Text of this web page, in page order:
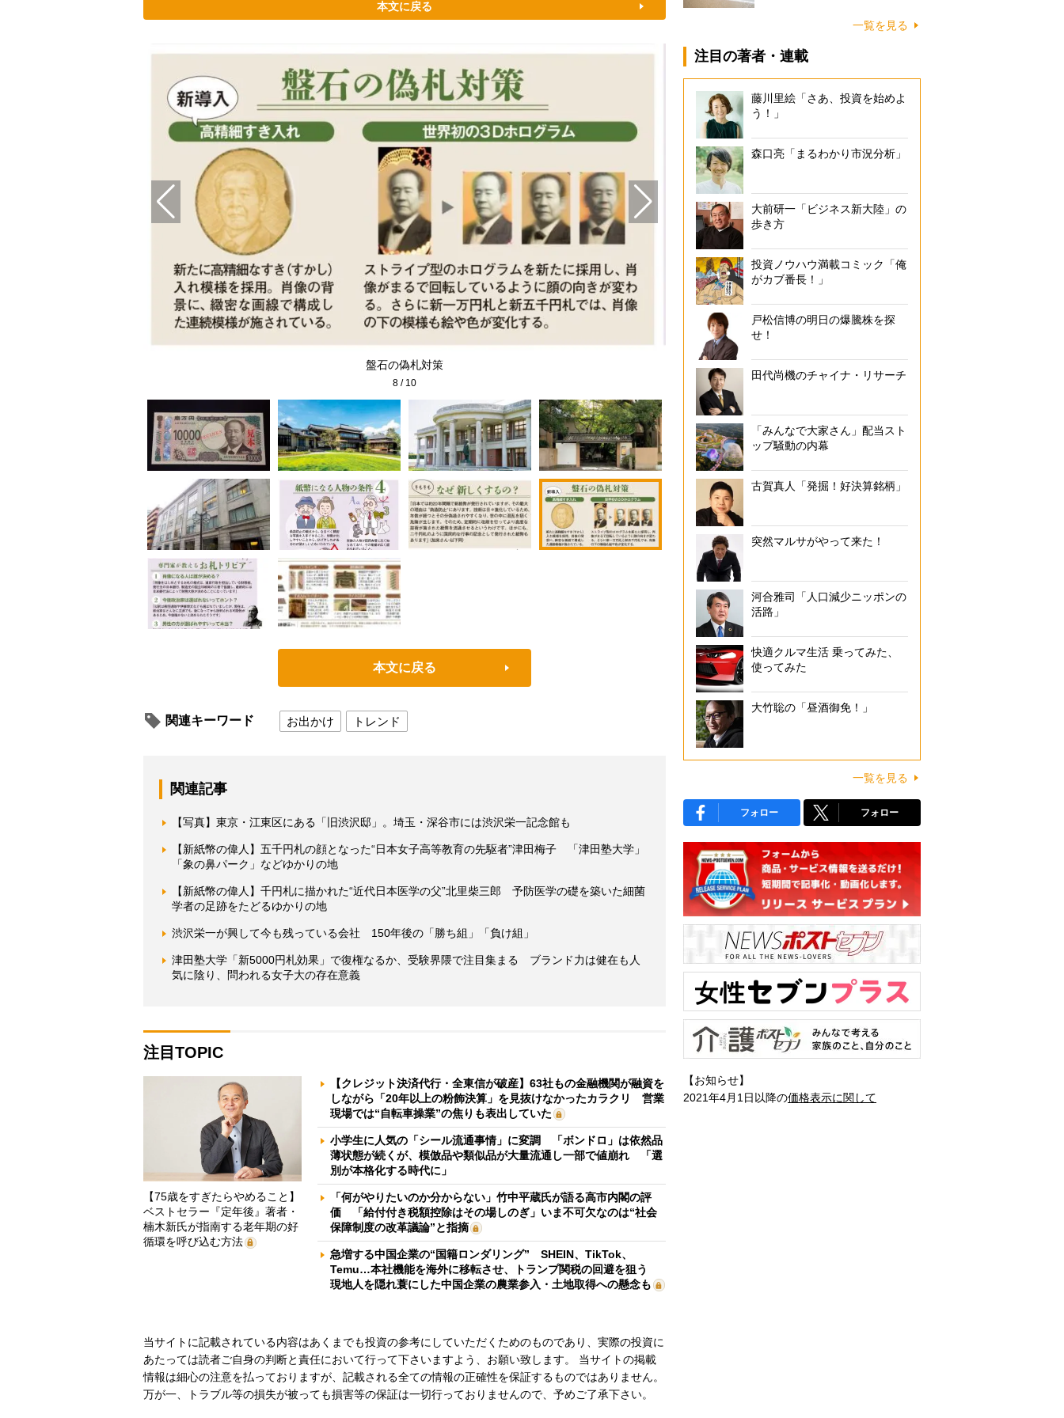
本文に戻る
盤石の偽札対策
8 / 10
本文に戻る
関連キーワード お出かけ トレンド
関連記事
【写真】東京・江東区にある「旧渋沢邸」。埼玉・深谷市には渋沢栄一記念館も
【新紙幣の偉人】五千円札の顔となった“日本女子高等教育の先駆者”津田梅子 「津田塾大学」
「象の鼻パーク」などゆかりの地
【新紙幣の偉人】千円札に描かれた“近代日本医学の父”北里柴三郎 予防医学の礎を築いた細菌
学者の足跡をたどるゆかりの地
渋沢栄一が興して今も残っている会社 150年後の「勝ち組」「負け組」
津田塾大学「新5000円札効果」で復権なるか、受験界隈で注目集まる ブランド力は健在も人
気に陰り、問われる女子大の存在意義
注目TOPIC
【75歳をすぎたらやめること】
ベストセラー『定年後』著者・
楠木新氏が指南する老年期の好
循環を呼び込む方法
【クレジット決済代行・全東信が破産】63社もの金融機関が融資を
しながら「20年以上の粉飾決算」を見抜けなかったカラクリ 営業
現場では“自転車操業”の焦りも表出していた
小学生に人気の「シール流通事情」に変調 「ボンドロ」は依然品
薄状態が続くが、模倣品や類似品が大量流通し一部で値崩れ 「選
別が本格化する時代に」
「何がやりたいのか分からない」竹中平蔵氏が語る高市内閣の評
価 「給付付き税額控除はその場しのぎ」いま不可欠なのは“社会
保障制度の改革議論”と指摘
急増する中国企業の“国籍ロンダリング” SHEIN、TikTok、
Temu…本社機能を海外に移転させ、トランプ関税の回避を狙う
現地人を隠れ蓑にした中国企業の農業参入・土地取得への懸念も
当サイトに記載されている内容はあくまでも投資の参考にしていただくためのものであり、実際の投資に
あたっては読者ご自身の判断と責任において行って下さいますよう、お願い致します。 当サイトの掲載
情報は細心の注意を払っておりますが、記載される全ての情報の正確性を保証するものではありません。
万が一、トラブル等の損失が被っても損害等の保証は一切行っておりませんので、予めご了承下さい。
一覧を見る
注目の著者・連載
藤川里絵「さあ、投資を始めよ
う！」
森口亮「まるわかり市況分析」
大前研一「ビジネス新大陸」の
歩き方
投資ノウハウ満載コミック「俺
がカブ番長！」
戸松信博の明日の爆騰株を探
せ！
田代尚機のチャイナ・リサーチ
「みんなで大家さん」配当スト
ップ騒動の内幕
古賀真人「発掘！好決算銘柄」
突然マルサがやって来た！
河合雅司「人口減少ニッポンの
活路」
快適クルマ生活 乗ってみた、
使ってみた
大竹聡の「昼酒御免！」
一覧を見る
フォロー フォロー
【お知らせ】
2021年4月1日以降の価格表示に関して